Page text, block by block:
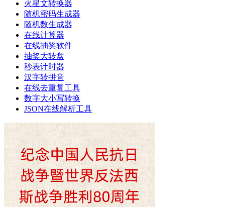
火星文转换器
随机密码生成器
随机数生成器
在线计算器
在线抽奖软件
抽奖大转盘
秒表计时器
汉字转拼音
在线去重复工具
数字大小写转换
JSON在线解析工具